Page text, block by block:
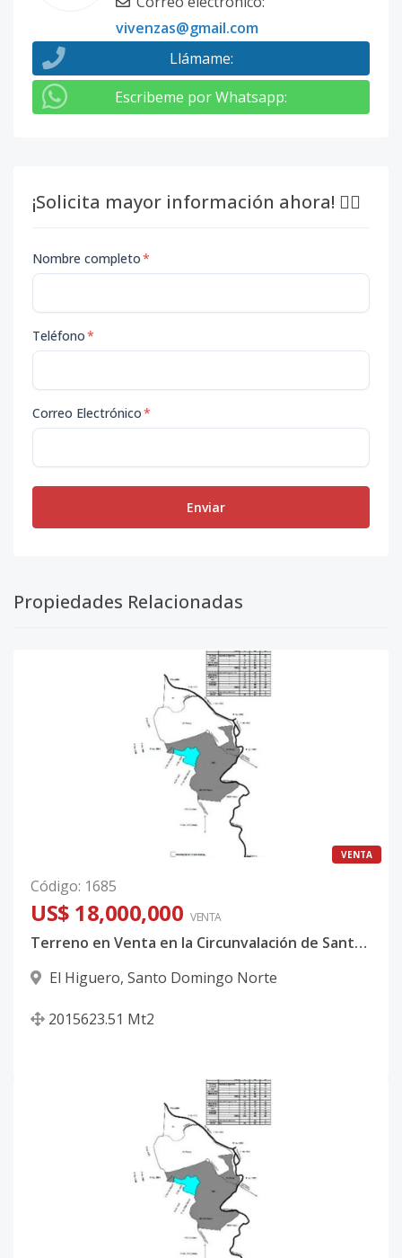
vivenzas@gmail.com
Llámame:
Escribeme por Whatsapp:
¡Solicita mayor información ahora! 👇🏽
Nombre completo*
Teléfono*
Correo Electrónico*
Enviar
Propiedades Relacionadas
VENTA
Código: 1685
US$ 18,000,000 VENTA
Terreno en Venta en la Circunvalación de Santo Domingo
El Higuero, Santo Domingo Norte
2015623.51 Mt2